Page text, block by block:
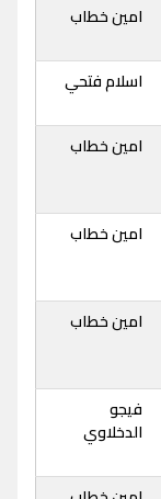
امين خطاب
اسلام فتحي
امين خطاب
امين خطاب
امين خطاب
فيجو
الدخلاوي